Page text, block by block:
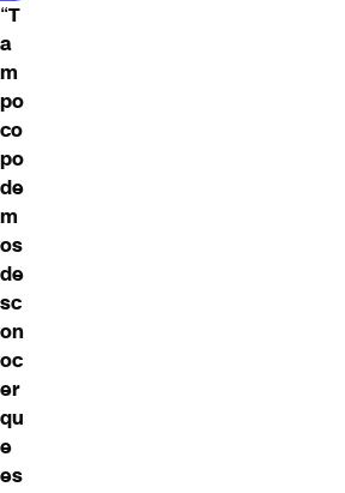
“T
a
m
po
co
po
de
m
os
de
sc
on
oc
er
qu
e
es